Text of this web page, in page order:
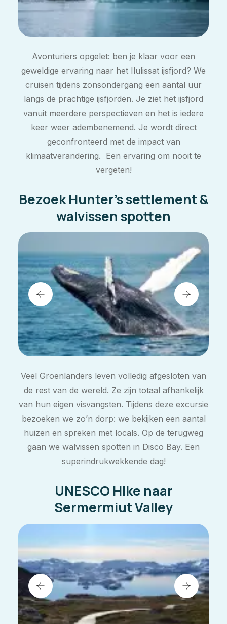
Avonturiers opgelet: ben je klaar voor een
geweldige ervaring naar het Ilulissat ijsfjord? We
cruisen tijdens zonsondergang een aantal uur
langs de prachtige ijsfjorden. Je ziet het ijsfjord
vanuit meerdere perspectieven en het is iedere
keer weer adembenemend. Je wordt direct
geconfronteerd met de impact van
klimaatverandering. Een ervaring om nooit te
vergeten!
Bezoek Hunter's settlement &
walvissen spotten
Veel Groenlanders leven volledig afgesloten van
de rest van de wereld. Ze zijn totaal afhankelijk
van hun eigen visvangsten. Tijdens deze excursie
bezoeken we zo’n dorp: we bekijken een aantal
huizen en spreken met locals. Op de terugweg
gaan we walvissen spotten in Disco Bay. Een
superindrukwekkende dag!
UNESCO Hike naar
Sermermiut Valley